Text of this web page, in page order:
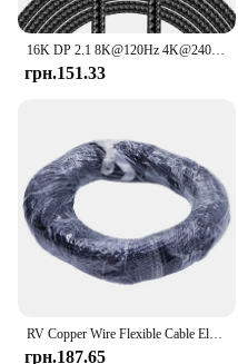
грн.151.33
грн.187.65